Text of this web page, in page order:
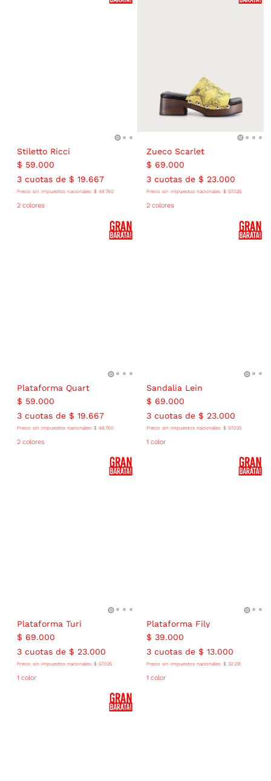
Stiletto Ricci
$ 59.000
3cuotas de $ 19.667
Precio sin impuestos nacionales: $ 48.760
2 colores
Zueco Scarlet
$ 69.000
3cuotas de $ 23.000
Precio sin impuestos nacionales: $ 57.025
2 colores
Plataforma Quart
$ 59.000
3cuotas de $ 19.667
Precio sin impuestos nacionales: $ 48.760
2 colores
Sandalia Lein
$ 69.000
3cuotas de $ 23.000
Precio sin impuestos nacionales: $ 57.025
1 color
Plataforma Turi
$ 69.000
3cuotas de $ 23.000
Precio sin impuestos nacionales: $ 57.025
1 color
Plataforma Fily
$ 39.000
3cuotas de $ 13.000
Precio sin impuestos nacionales: $ 32.231
1 color